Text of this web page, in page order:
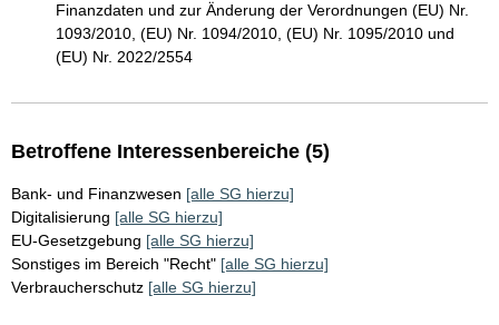
Finanzdaten und zur Änderung der Verordnungen (EU) Nr.
1093/2010, (EU) Nr. 1094/2010, (EU) Nr. 1095/2010 und
(EU) Nr. 2022/2554
Betroffene Interessenbereiche (5)
Bank- und Finanzwesen [alle SG hierzu]
Digitalisierung [alle SG hierzu]
EU-Gesetzgebung [alle SG hierzu]
Sonstiges im Bereich "Recht" [alle SG hierzu]
Verbraucherschutz [alle SG hierzu]